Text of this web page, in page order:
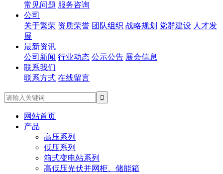
常见问题 服务咨询
公司
关于繁荣 资质荣誉 团队组织 战略规划 党群建设 人才发
展
最新资讯
公司新闻 行业动态 公示公告 展会信息
联系我们
联系方式 在线留言
网站首页
产品
高压系列
低压系列
箱式变电站系列
高低压光伏并网柜、储能箱